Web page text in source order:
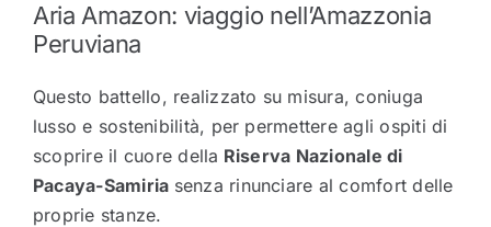
Aria Amazon: viaggio nell’Amazzonia
Peruviana
Questo battello, realizzato su misura, coniuga
lusso e sostenibilità, per permettere agli ospiti di
scoprire il cuore della Riserva Nazionale di
Pacaya-Samiria senza rinunciare al comfort delle
proprie stanze.